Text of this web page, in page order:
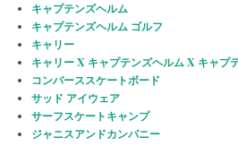
キャプテンズヘルム
キャプテンズヘルム ゴルフ
キャリー
キャリー X キャプテンズヘルム X キャプ
コンバーススケートボード
サッド アイウェア
サーフスケートキャンプ
ジャニスアンドカンパニー